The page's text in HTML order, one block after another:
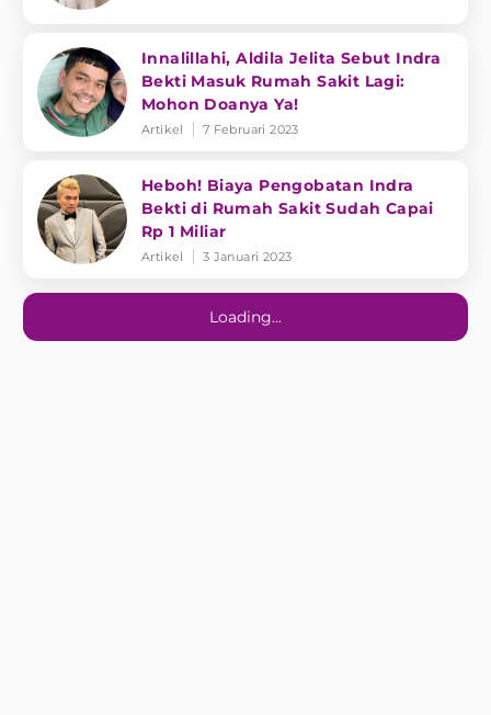
Innalillahi, Aldila Jelita Sebut Indra
Bekti Masuk Rumah Sakit Lagi:
Mohon Doanya Ya!
Artikel 7 Februari 2023
Heboh! Biaya Pengobatan Indra
Bekti di Rumah Sakit Sudah Capai
Rp 1 Miliar
Artikel 3 Januari 2023
Loading...